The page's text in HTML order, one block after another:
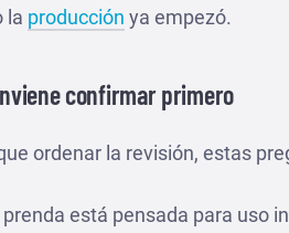
la producción ya empezó.
confirmar primero
ordenar la revisión, estas
prenda está pensada para uso